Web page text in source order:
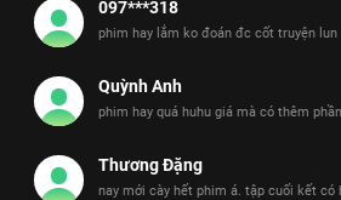
097***318
phim hay lắm ko đoán đc cốt truyện lun
Quỳnh Anh
phim hay quá huhu giá mà có thêm
Thương Đặng
nay mới cày hết phim á. tập cuối kết có